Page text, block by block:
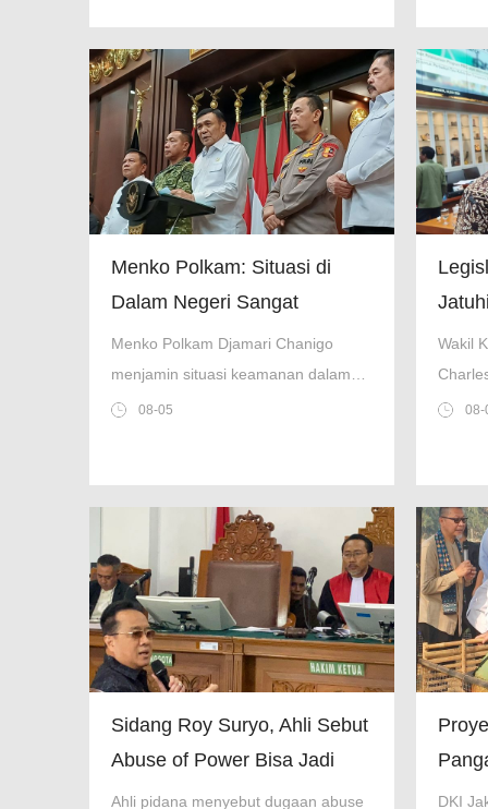
Menko Polkam: Situasi di
Dalam Negeri Sangat
Mantap, Masih Terkendali
Menko Polkam Djamari Chanigo
menjamin situasi keamanan dalam
negeri masih terkendali, masyarakat
08-05
Wakil
tegas08-
Sidang Roy Suryo, Ahli Sebut
Abuse of Power Bisa Jadi
Dasar Ganti Rugi
Ahli pidana menyebut dugaan abuse
DKI